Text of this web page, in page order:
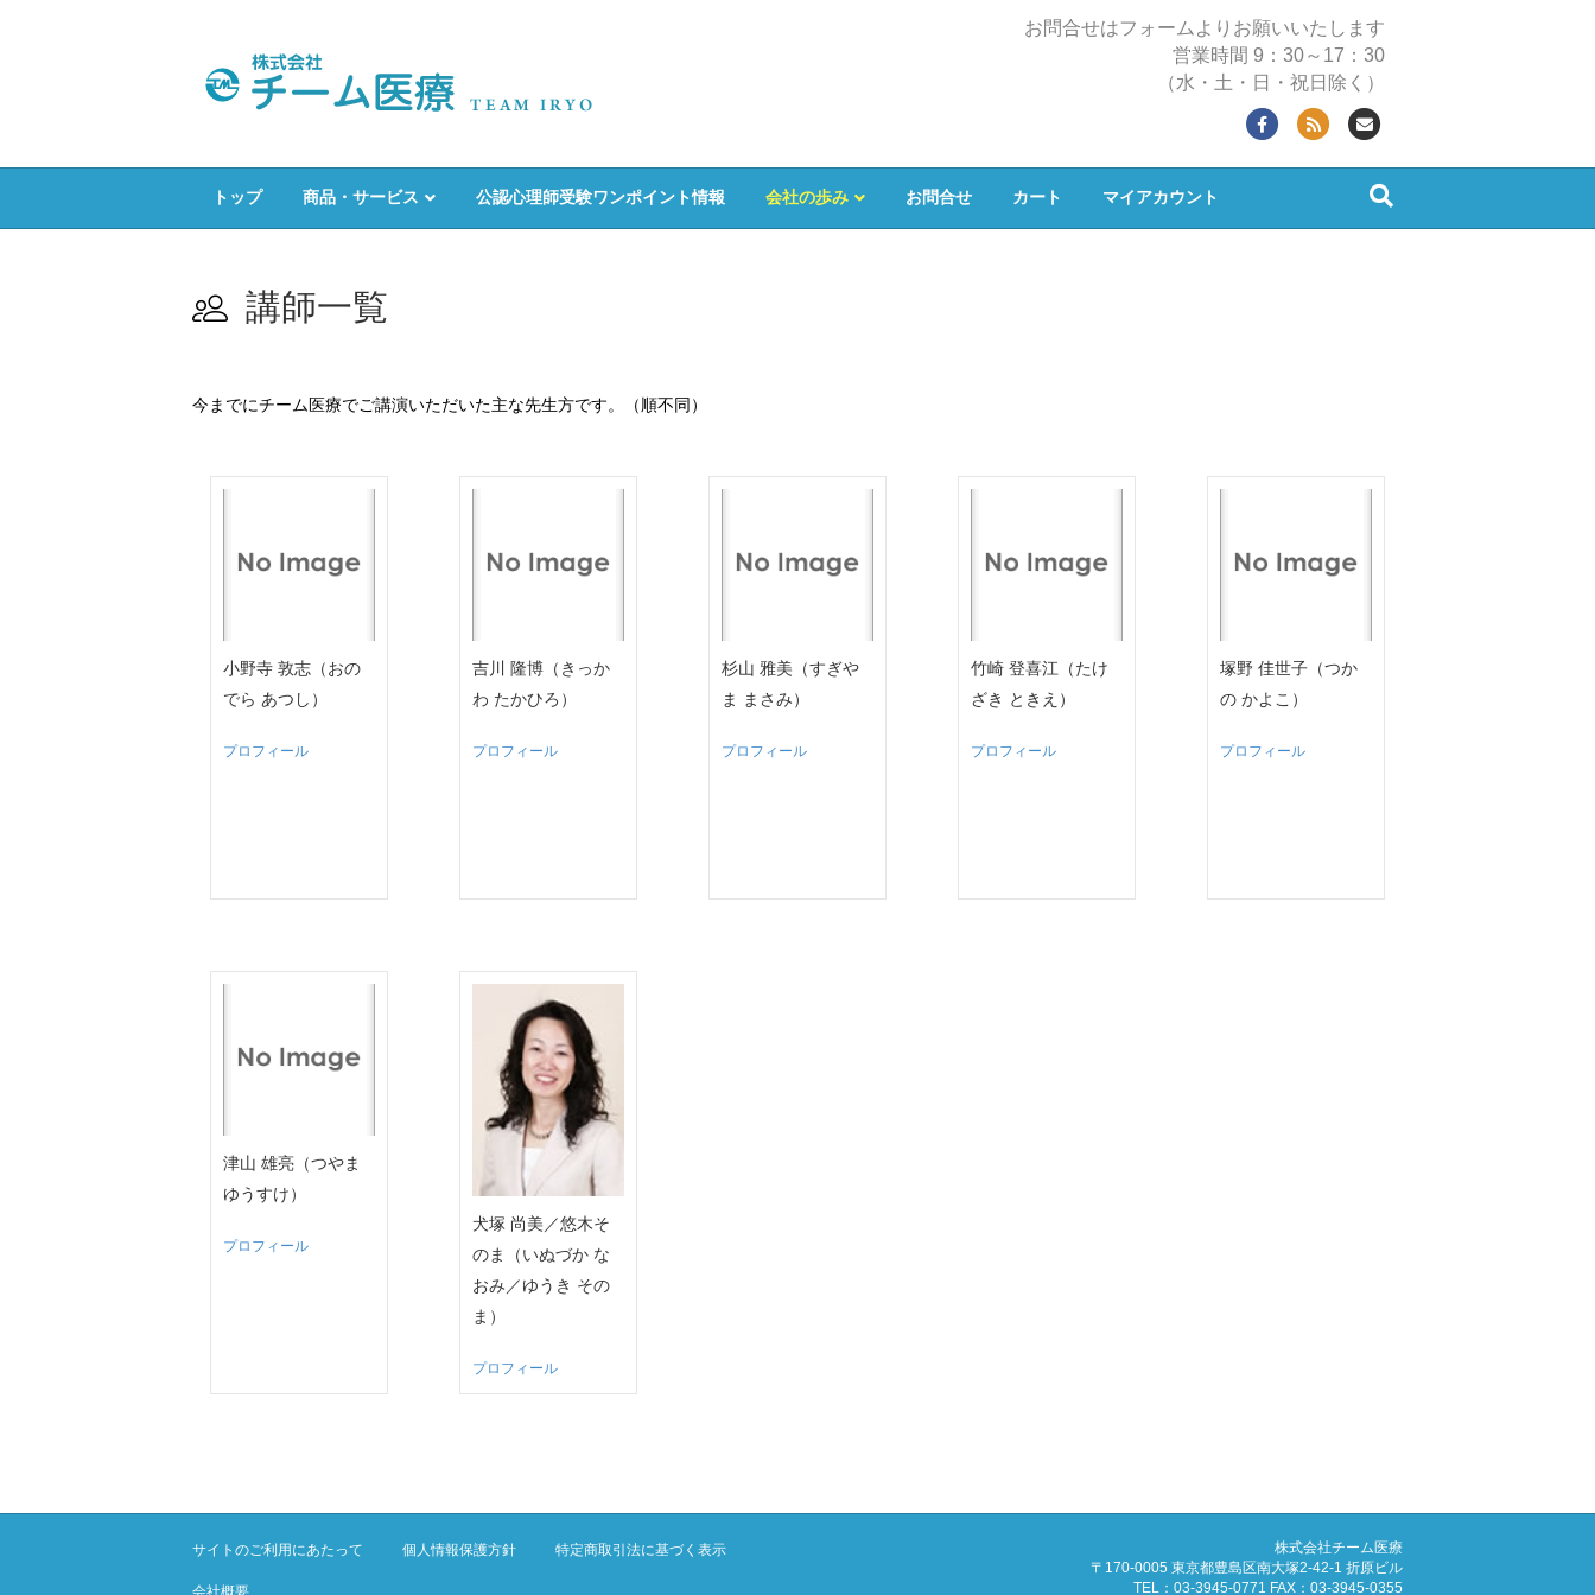
お問合せはフォームよりお願いいたします
営業時間 9：30～17：30
（水・土・日・祝日除く）
FacebookRss
トップ 商品・サービス 公認心理師受験ワンポイント情報 会社の歩み お問合せ カート マイアカウント
講師一覧
今までにチーム医療でご講演いただいた主な先生方です。（順不同）
小野寺 敦志（おの
でら あつし）
プロフィール
吉川 隆博（きっか
わ たかひろ）
プロフィール
杉山 雅美（すぎや
ま まさみ）
プロフィール
竹崎 登喜江（たけ
ざき ときえ）
プロフィール
塚野 佳世子（つか
の かよこ）
プロフィール
津山 雄亮（つやま
ゆうすけ）
プロフィール
犬塚 尚美／悠木そ
のま（いぬづか な
おみ／ゆうき その
ま）
プロフィール
サイトのご利用にあたって 個人情報保護方針 特定商取引法に基づく表示
会社概要
株式会社チーム医療
〒170-0005 東京都豊島区南大塚2-42-1 折原ビル
TEL：03-3945-0771 FAX：03-3945-0355